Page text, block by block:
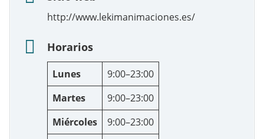
http://www.lekimanimaciones.es/
Horarios
Lunes
9:00–23:00
Martes
9:00–23:00
Miércoles
9:00–23:00